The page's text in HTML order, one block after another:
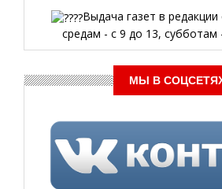
Выдача газет в
средам - с 9 до 13, субботам
МЫ В